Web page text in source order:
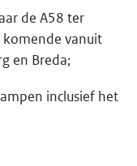
de A58 ter
vanuit
en Breda;
inclusief het